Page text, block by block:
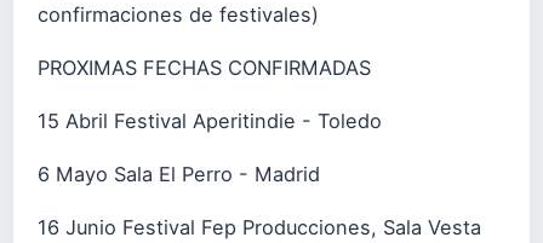
confirmaciones de festivales)
PROXIMAS FECHAS CONFIRMADAS
15 Abril Festival Aperitindie - Toledo
6 Mayo Sala El Perro - Madrid
16 Junio Festival Fep Producciones, Sala Vesta